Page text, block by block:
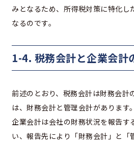
みとなるため、所得税対策に特化し
なるのです。
1-4. 税務会計と企業会計
前述のとおり、税務会計は財務会計
は、財務会計と管理会計があります。
企業会計は会社の財務状況を報告す
い、報告先により「財務会計」と「